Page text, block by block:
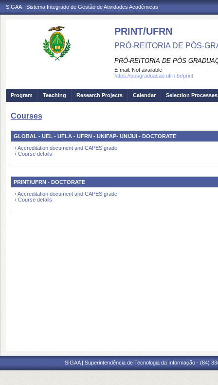
SIGAA - Sistema Integrado de Gestão de Atividades Acadêmicas
PRINT/UFRN
PRÓ-REITORIA DE PÓS-
PRÓ-REITORIA DE PÓS
E-mail: Not available
https://posgraduacao.ufrn.br/print
Program Teaching Research Projects Calendar Selection Processes
Courses
GLOBAL - UEL - UFLA - UFRN - UNIFAP- UNIJUI - DOCTORATE
› Accreditation document and CAPES grade
› Course details
PRINT/UFRN - DOCTORATE
› Accreditation document and CAPES grade
› Course details
SIGAA | Superintendência de Tecnologia da Informação - (84)